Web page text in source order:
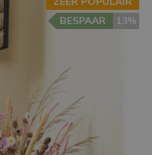
13%
BESPAAR